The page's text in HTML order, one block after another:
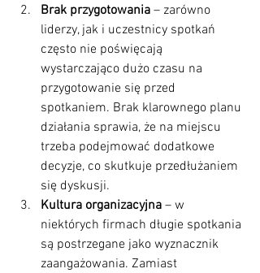
Brak przygotowania – zarówno
liderzy, jak i uczestnicy spotkań
często nie poświęcają
wystarczająco dużo czasu na
przygotowanie się przed
spotkaniem. Brak klarownego planu
działania sprawia, że na miejscu
trzeba podejmować dodatkowe
decyzje, co skutkuje przedłużaniem
się dyskusji.
Kultura organizacyjna – w
niektórych firmach długie spotkania
są postrzegane jako wyznacznik
zaangażowania. Zamiast